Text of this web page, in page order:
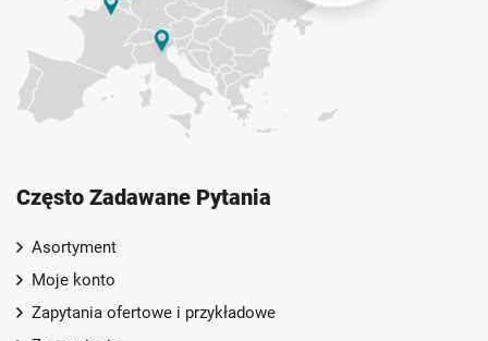
Często Zadawane Pytania
Asortyment
Moje konto
Zapytania ofertowe i przykładowe